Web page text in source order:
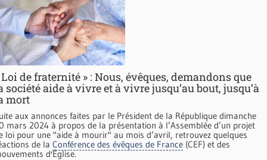
Loi de fraternité » : Nous, évêques, demandons que
société aide à vivre et à vivre jusqu’au bout, jusqu’à
mort
aux annonces faites par le Président de la République dimanche
mars 2024 à propos de la présentation à l’Assemblée d’un projet
loi pour une "aide à mourir" au mois d’avril, retrouvez quelques
de la Conférence des évêques de France (CEF) et des
d'Église.